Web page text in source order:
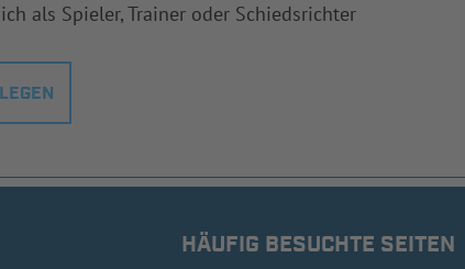
als Spieler, Trainer oder Schiedsrichter
HÄUFIG BESUCHTE SEITEN